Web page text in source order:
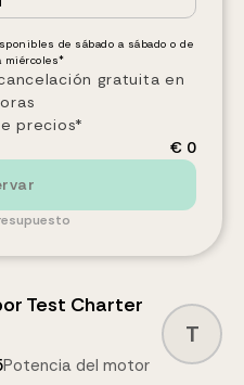
de sábado a sábado o de
miércoles*
gratuita en
precios*
€ 0
Test Charter
Potencia del motor
T